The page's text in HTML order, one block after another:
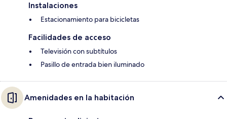
Instalaciones
Estacionamiento para bicicletas
Facilidades de acceso
Televisión con subtítulos
Pasillo de entrada bien iluminado
Amenidades en la habitación